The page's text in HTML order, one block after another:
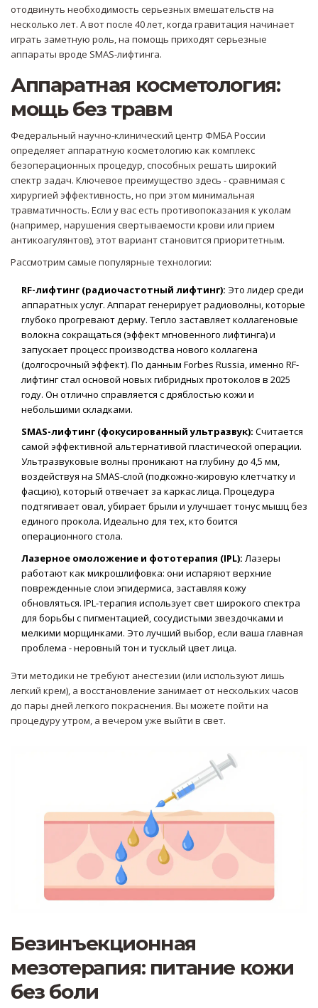
отодвинуть необходимость серьезных вмешательств на
несколько лет. А вот после 40 лет, когда гравитация начинает
играть заметную роль, на помощь приходят серьезные
аппараты вроде SMAS-лифтинга.
Аппаратная косметология:
мощь без травм
Федеральный научно-клинический центр ФМБА России
определяет аппаратную косметологию как комплекс
безоперационных процедур, способных решать широкий
спектр задач. Ключевое преимущество здесь - сравнимая с
хирургией эффективность, но при этом минимальная
травматичность. Если у вас есть противопоказания к уколам
(например, нарушения свертываемости крови или прием
антикоагулянтов), этот вариант становится приоритетным.
Рассмотрим самые популярные технологии:
RF-лифтинг (радиочастотный лифтинг): Это лидер среди
аппаратных услуг. Аппарат генерирует радиоволны, которые
глубоко прогревают дерму. Тепло заставляет коллагеновые
волокна сокращаться (эффект мгновенного лифтинга) и
запускает процесс производства нового коллагена
(долгосрочный эффект). По данным Forbes Russia, именно RF-
лифтинг стал основой новых гибридных протоколов в 2025
году. Он отлично справляется с дряблостью кожи и
небольшими складками.
SMAS-лифтинг (фокусированный ультразвук): Считается
самой эффективной альтернативой пластической операции.
Ультразвуковые волны проникают на глубину до 4,5 мм,
воздействуя на SMAS-слой (подкожно-жировую клетчатку и
фасцию), который отвечает за каркас лица. Процедура
подтягивает овал, убирает брыли и улучшает тонус мышц без
единого прокола. Идеально для тех, кто боится
операционного стола.
Лазерное омоложение и фототерапия (IPL): Лазеры
работают как микрошлифовка: они испаряют верхние
поврежденные слои эпидермиса, заставляя кожу
обновляться. IPL-терапия использует свет широкого спектра
для борьбы с пигментацией, сосудистыми звездочками и
мелкими морщинками. Это лучший выбор, если ваша главная
проблема - неровный тон и тусклый цвет лица.
Эти методики не требуют анестезии (или используют лишь
легкий крем), а восстановление занимает от нескольких часов
до пары дней легкого покраснения. Вы можете пойти на
процедуру утром, а вечером уже выйти в свет.
Безинъекционная
мезотерапия: питание кожи
без боли